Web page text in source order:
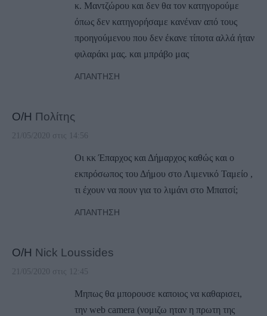
κ. Μαντζώρου και δεν θα τον κατηγορούμε
όπως δεν κατηγορήσαμε κανέναν από τους
προηγούμενου που δεν έκανε τίποτα αλλά ήταν
φιλαράκι μας. και μπράβο μας
ΑΠΆΝΤΗΣΗ
Ο/Η Πολίτης
21/05/2020 στις 14:56
Οι κκ Έπαρχος και Δήμαρχος καθώς και ο
εκπρόσωπος του Δήμου στο Λιμενικό Ταμείο ,
τι έχουν να πουν για το λιμάνι στο Μπατσί;
ΑΠΆΝΤΗΣΗ
Ο/Η Nick Loussides
21/05/2020 στις 12:45
Μηπως θα μπορουσε καποιος να καθαρισει,
την web camera (νομιζω ηταν η πρωτη της